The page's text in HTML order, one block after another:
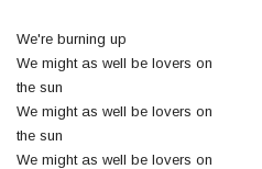
We're burning up
We might as well be lovers on
the sun
We might as well be lovers on
the sun
We might as well be lovers on